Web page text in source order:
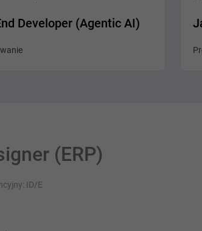
Developer (Agentic AI)
(ERP)
ID/E